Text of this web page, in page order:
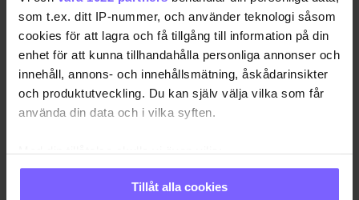
som t.ex. ditt IP-nummer, och använder teknologi såsom
cookies för att lagra och få tillgång till information på din
enhet för att kunna tillhandahålla personliga annonser och
innehåll, annons- och innehållsmätning, åskådarinsikter
och produktutveckling. Du kan själv välja vilka som får
använda din data och i vilka syften.
Med din tillåtelse skulle vi även vilja:
Samla in information om din geografiska plats
som kan ha en noggrannhet på upp till flera meter
Tillåt alla cookies
DELA DEN HÄR ARTIKELN